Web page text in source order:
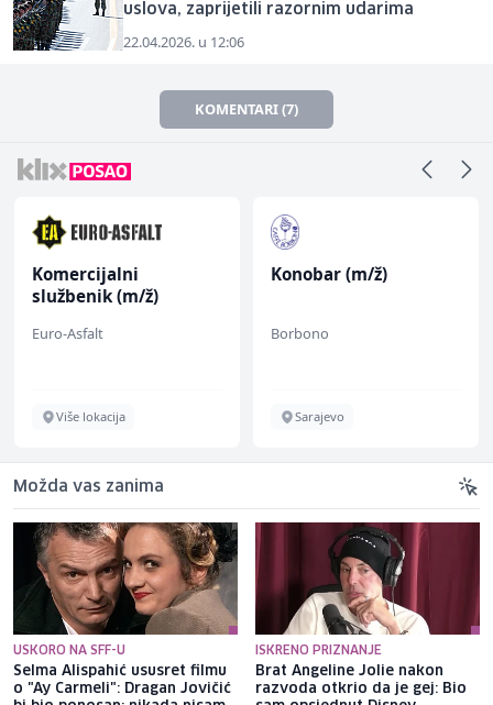
uslova, zaprijetili razornim udarima
22.04.2026. u 12:06
KOMENTARI (7)
Komercijalni
službenik (m/ž)
Euro-Asfalt
Više lokacija
Konobar (m/ž)
Borbono
Sarajevo
Možda vas zanima
USKORO NA SFF-U
Selma Alispahić ususret filmu
o "Ay Carmeli": Dragan Jovičić
ISKRENO PRIZNANJE
Brat Angeline Jolie nakon
razvoda otkrio da je gej: Bio